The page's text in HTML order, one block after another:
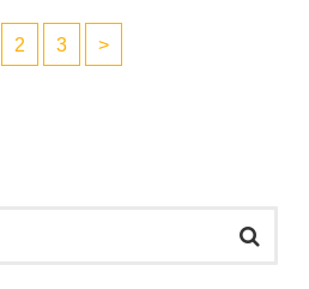
2 3 >